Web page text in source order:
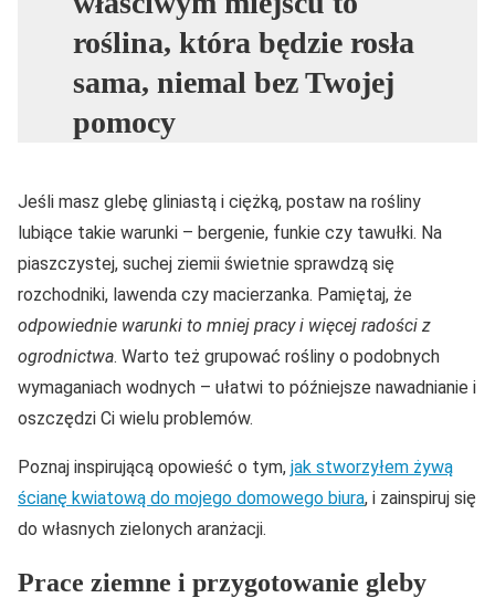
roślina, która będzie rosła
sama, niemal bez Twojej
pomocy
Jeśli masz glebę gliniastą i ciężką, postaw na rośliny
lubiące takie warunki – bergenie, funkie czy tawułki. Na
piaszczystej, suchej ziemii świetnie sprawdzą się
rozchodniki, lawenda czy macierzanka. Pamiętaj, że
odpowiednie warunki to mniej pracy i więcej radości z
ogrodnictwa. Warto też grupować rośliny o podobnych
wymaganiach wodnych – ułatwi to późniejsze nawadnianie i
oszczędzi Ci wielu problemów.
Poznaj inspirującą opowieść o tym, jak stworzyłem żywą
ścianę kwiatową do mojego domowego biura, i zainspiruj się
do własnych zielonych aranżacji.
Prace ziemne i przygotowanie gleby